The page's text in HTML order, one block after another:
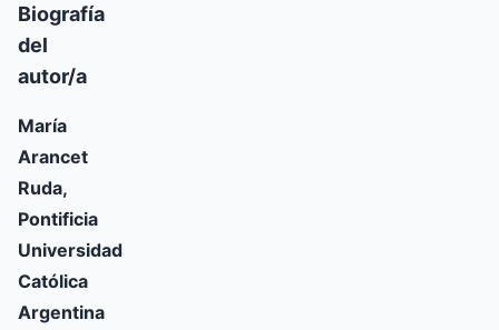
Biografía
del
autor/a
María
Arancet
Ruda,
Pontificia
Universidad
Católica
Argentina